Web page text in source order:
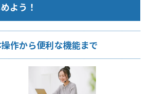
よう！
作から便利な機能まで